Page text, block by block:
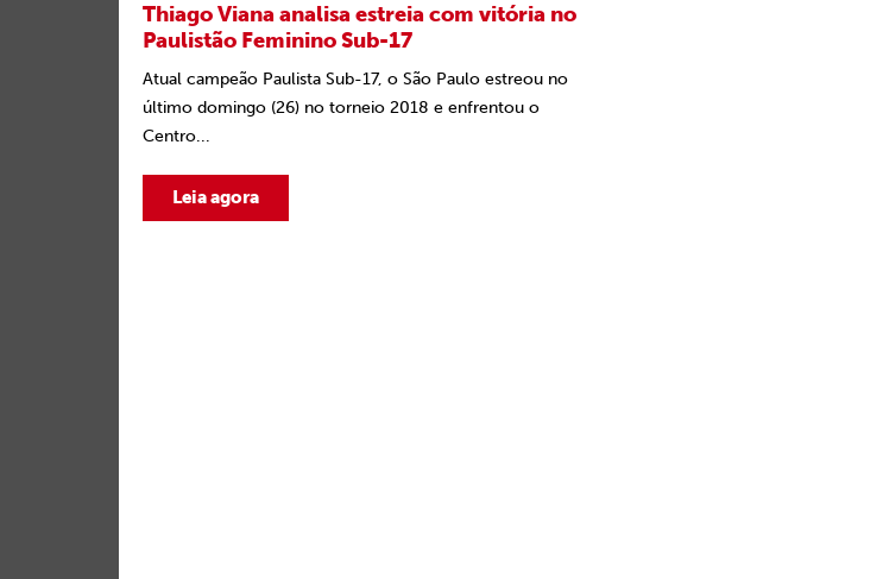
Thiago Viana analisa estreia com vitória no
Paulistão Feminino Sub-17
Atual campeão Paulista Sub-17, o São Paulo estreou no
último domingo (26) no torneio 2018 e enfrentou o
Centro...
Leia agora